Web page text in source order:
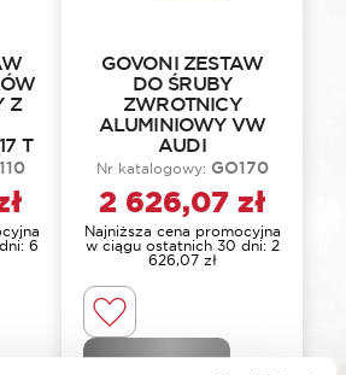
Z
T
6
GOVONI ZESTAW
DO ŚRUBY
ZWROTNICY
ALUMINIOWY VW
AUDI
Nr katalogowy: GO170
2 626,07 zł
Najniższa cena promocyjna
w ciągu ostatnich 30 dni: 2
626,07 zł
NIEDOSTĘPNY